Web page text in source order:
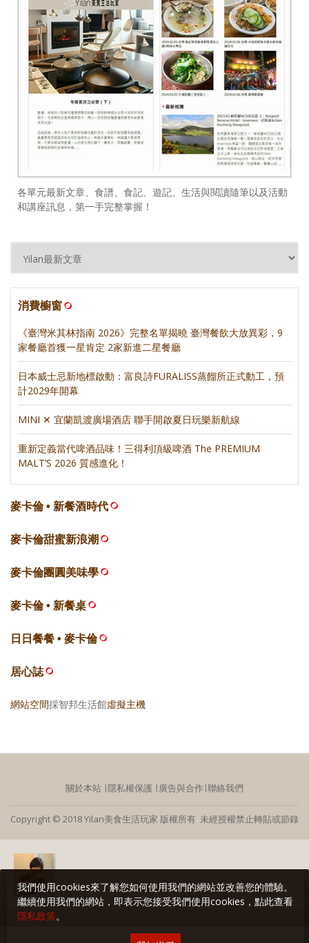
各單元最新文章、食譜、食記、遊記、生活與閱讀隨筆以及活動
和講座訊息，第一手完整掌握！
消費櫥窗
《臺灣米其林指南 2026》完整名單揭曉 臺灣餐飲大放異彩，9
家餐廳首獲一星肯定 2家新進二星餐廳
日本威士忌新地標啟動：富良詩FURALISS蒸餾所正式動工，預
計2029年開幕
MINI ✕ 宜蘭凱渡廣場酒店 聯手開啟夏日玩樂新航線
重新定義當代啤酒品味！三得利頂級啤酒 The PREMIUM
MALT’S 2026 質感進化！
麥卡倫 • 新餐酒時代
麥卡倫甜蜜新浪潮
麥卡倫團圓美味學
麥卡倫 • 新餐桌
日日餐餐 • 麥卡倫
居心誌
網站空間採智邦生活館虛擬主機
關於本站 ∣隱私權保護 ∣ 廣告與合作∣聯絡我們
Copyright © 2018 Yilan美食生活玩家 版權所有 未經授權禁止轉貼或節錄
我們使用cookies來了解您如何使用我們的網站並改善您的體驗。
繼續使用我們的網站，即表示您接受我們使用cookies，點此查看
隱私政策。